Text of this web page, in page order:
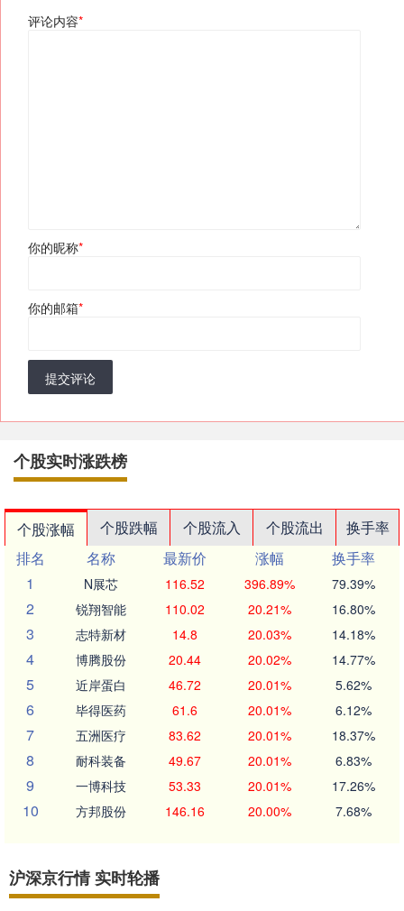
评论内容*
你的昵称*
你的邮箱*
提交评论
个股实时涨跌榜
个股涨幅 个股跌幅 个股流入 个股流出
换手率
排名
名称 最新价 涨幅
换手率
1
N展芯 116.52 396.89% 79.39%
2 锐翔智能 110.02 20.21% 16.80%
3 志特新材 14.8 20.03% 14.18%
4 博腾股份 20.44 20.02% 14.77%
5 近岸蛋白 46.72 20.01% 5.62%
6 毕得医药 61.6 20.01% 6.12%
7 五洲医疗 83.62 20.01% 18.37%
8 耐科装备 49.67 20.01% 6.83%
9 一博科技 53.33 20.01% 17.26%
10 方邦股份 146.16 20.00% 7.68%
沪深京行情 实时轮播